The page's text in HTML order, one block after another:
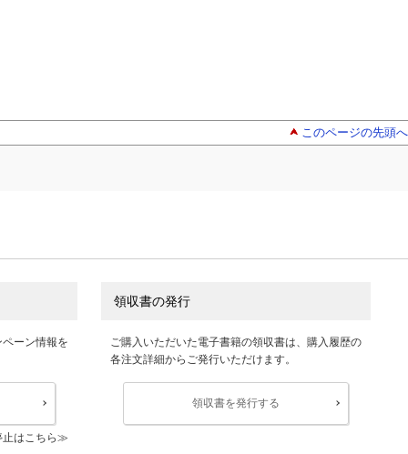
このページの先頭へ
ーン情報を
はこちら
領収書の発行
ご購入いただいた電子書籍の領収書は、購入履歴の
各注文詳細からご発行いただけます。
領収書を発行する